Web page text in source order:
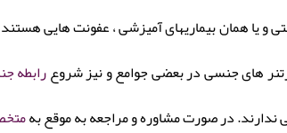
و یا همان بیماریهای آمیزشی ، عفونت هایی
های جنسی در بعضی جوامع و نیز شروعرابطه
ندارند. در صورت مشاوره و مراجعه به موقع به